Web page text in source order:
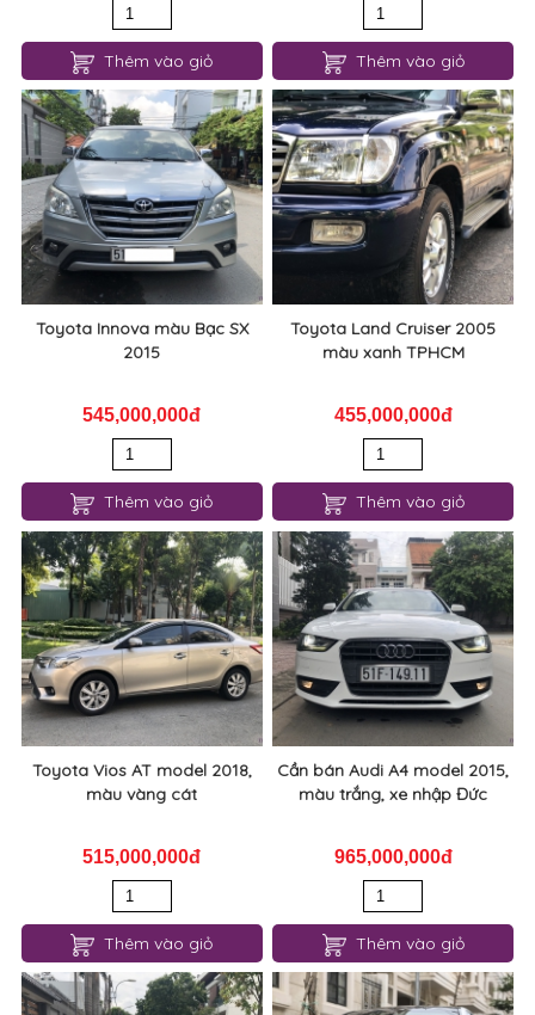
Thêm vào giỏ Thêm vào giỏ
Toyota Innova màu Bạc SX
2015
545,000,000đ
Thêm vào giỏ
Toyota Land Cruiser 2005
màu xanh TPHCM
455,000,000đ
Thêm vào giỏ
Toyota Vios AT model 2018,
màu vàng cát
515,000,000đ
Thêm vào giỏ
Cần bán Audi A4 model 2015,
màu trắng, xe nhập Đức
965,000,000đ
Thêm vào giỏ